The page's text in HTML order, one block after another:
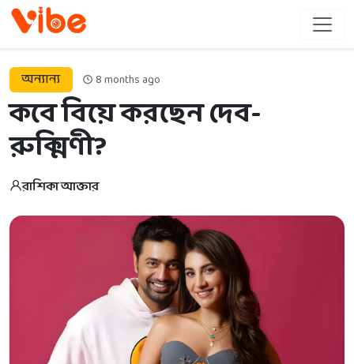
অন্যান্য 8 months ago
কবে বিয়ে করছেন দেব-
রুক্মিণী?
রাশিকা আক্তার